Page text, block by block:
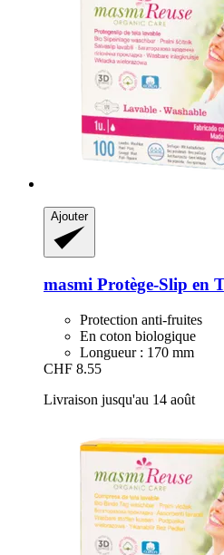
Ajouter
masmi Protège-​Slip en
Protection anti-fruites
En coton biologique
Longueur : 170 mm
CHF 8.55
Livraison jusqu'au 14 août